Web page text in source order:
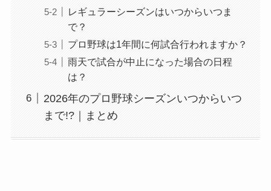
レギュラーシーズンはいつからいつま
で？
プロ野球は1年間に何試合行われますか？
雨天で試合が中止になった場合の日程
は？
2026年のプロ野球シーズンいつからいつ
まで!?｜まとめ